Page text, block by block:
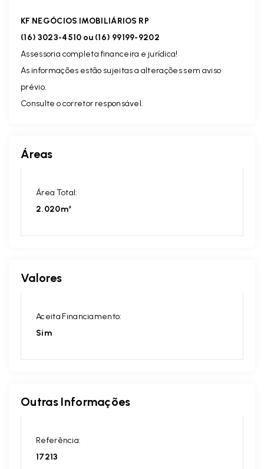
KF NEGÓCIOS IMOBILIÁRIOS RP
(16) 3023-4510 ou (16) 99199-9202
Assessoria completa financeira e jurídica!
As informações estão sujeitas a alterações sem aviso
prévio.
Consulte o corretor responsável.
Áreas
Área Total:
2.020m²
Valores
Aceita Financiamento:
Sim
Outras Informações
Referência:
17213